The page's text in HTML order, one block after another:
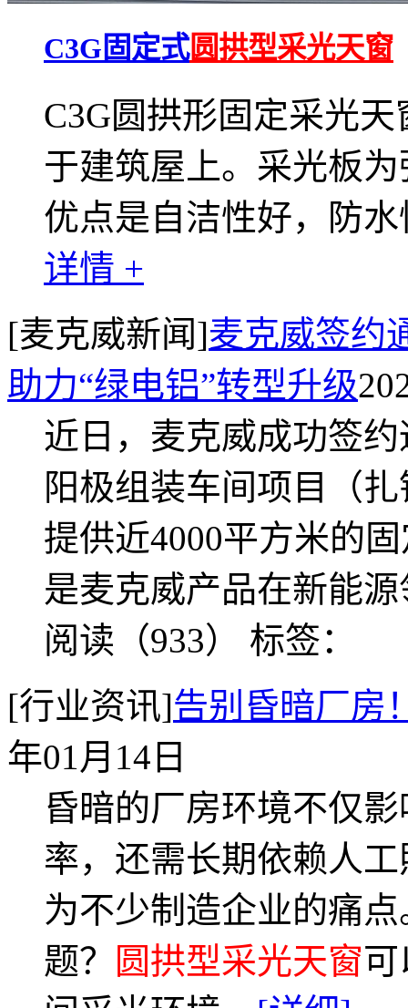
C3G固定式圆拱型采光天窗
C3G圆拱形固定采光
于建筑屋上。采光板
优点是自洁性好，防
详情 +
[麦克威新闻]麦克威签约
助力“绿电铝”转型升级
近日，麦克威成功签
阳极组装车间项目（
提供近4000平方米的
是麦克威产品在新能
阅读（933） 标签：
[行业资讯]告别昏暗厂房
年01月14日
昏暗的厂房环境不仅
率，还需长期依赖人
为不少制造企业的痛
题？
圆拱型采光天窗